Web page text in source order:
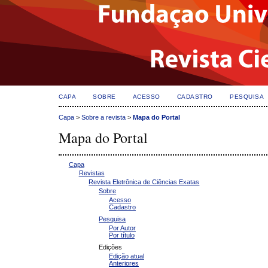
CAPA SOBRE ACESSO CADASTRO PESQUISA
Capa > Sobre a revista > Mapa do Portal
Mapa do Portal
Capa
Revistas
Revista Eletrônica de Ciências Exatas
Sobre
Acesso
Cadastro
Pesquisa
Por Autor
Por título
Edições
Edição atual
Anteriores